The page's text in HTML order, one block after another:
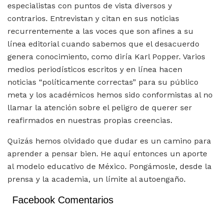
especialistas con puntos de vista diversos y
contrarios. Entrevistan y citan en sus noticias
recurrentemente a las voces que son afines a su
línea editorial cuando sabemos que el desacuerdo
genera conocimiento, como diría Karl Popper. Varios
medios periodísticos escritos y en línea hacen
noticias “políticamente correctas” para su público
meta y los académicos hemos sido conformistas al no
llamar la atención sobre el peligro de querer ser
reafirmados en nuestras propias creencias.
Quizás hemos olvidado que dudar es un camino para
aprender a pensar bien. He aquí entonces un aporte
al modelo educativo de México. Pongámosle, desde la
prensa y la academia, un límite al autoengaño.
Facebook Comentarios